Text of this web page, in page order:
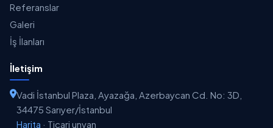
Referanslar
Galeri
İş İlanları
İletişim
Vadi İstanbul Plaza, Ayazağa, Azerbaycan Cd. No: 3D,
34475 Sarıyer/İstanbul
Harita · Ticari unvan